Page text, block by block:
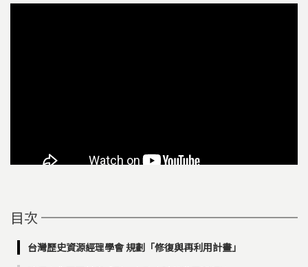
目次
台灣歷史資源經理學會 規劃「修復與再利用計畫」